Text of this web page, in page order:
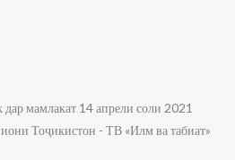
мамлакат 14 апрели соли 2021
Тоҷикистон - ТВ «Илм ва табиат»